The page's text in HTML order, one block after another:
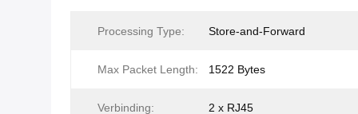
Processing Type: Store-and-Forward
Max Packet Length: 1522 Bytes
Verbinding: 2 x RJ45